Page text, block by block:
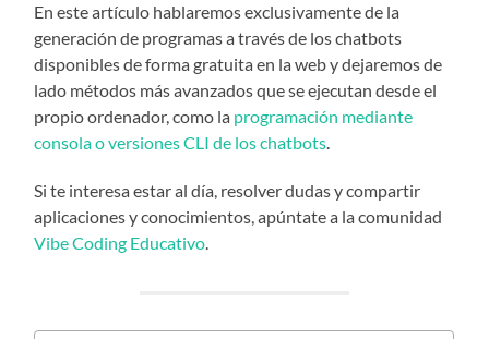
En este artículo hablaremos exclusivamente de la
generación de programas a través de los chatbots
disponibles de forma gratuita en la web y dejaremos de
lado métodos más avanzados que se ejecutan desde el
propio ordenador, como la programación mediante
consola o versiones CLI de los chatbots.
Si te interesa estar al día, resolver dudas y compartir
aplicaciones y conocimientos, apúntate a la comunidad
Vibe Coding Educativo.